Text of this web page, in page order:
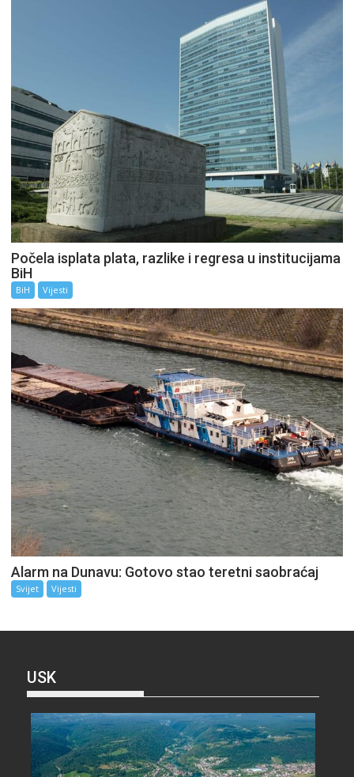
Počela isplata plata, razlike i regresa u institucijama
BiH
BiH Vijesti
Alarm na Dunavu: Gotovo stao teretni saobraćaj
Svijet Vijesti
USK